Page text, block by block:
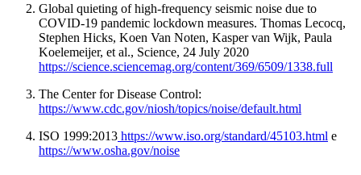
Global quieting of high-frequency seismic noise due to
COVID-19 pandemic lockdown measures. Thomas Lecocq,
Stephen Hicks, Koen Van Noten, Kasper van Wijk, Paula
Koelemeijer, et al., Science, 24 July 2020
https://science.sciencemag.org/content/369/6509/1338.full
The Center for Disease Control:
https://www.cdc.gov/niosh/topics/noise/default.html
ISO 1999:2013 https://www.iso.org/standard/45103.html e
https://www.osha.gov/noise